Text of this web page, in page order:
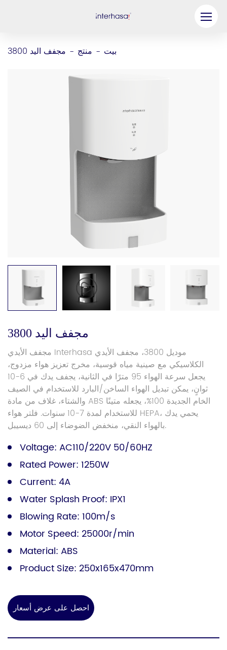
بيت - منتج - مجفف اليد 3800
مجفف اليد 3800
مجفف الأيدي Interhasa موديل 3800، مجفف الأيدي
الكلاسيكي مع صينية مياه قوسية، مخرج تعزيز هواء مزدوج،
يجعل سرعة الهواء 95 مترًا في الثانية، يجفف يدك في 6-10
ثوانٍ، يمكن تبديل الهواء الساخن/البارد للاستخدام في الصيف
والشتاء، غلاف من مادة ABS الخام الجديدة 100%، يجعله متينًا
للاستخدام لمدة 7-10 سنوات. فلتر هواء HEPA، يحمي يدك
بالهواء النقي، منخفض الضوضاء إلى 60 ديسيبل.
Voltage: AC110/220V 50/60HZ
Rated Power: 1250W
Current: 4A
Water Splash Proof: IPX1
Blowing Rate: 100m/s
Motor Speed: 25000r/min
Material: ABS
Product Size: 250x165x470mm
احصل على عرض أسعار